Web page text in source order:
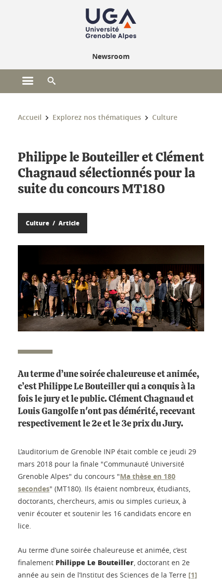
Newsroom
Ouvrir le menu principal
Vous êtes ici :
Accueil Explorez nos thématiques Culture
Philippe le Bouteiller et Clément
Chagnaud sélectionnés pour la
suite du concours MT180
Culture Article
Au terme d’une soirée chaleureuse et animée,
c’est Philippe Le Bouteiller qui a conquis à la
fois le jury et le public. Clément Chagnaud et
Louis Gangolfe n'ont pas démérité, recevant
respectivement le 2e et le 3e prix du Jury.
L’auditorium de Grenoble INP était comble ce jeudi 29
mars 2018 pour la finale "Communauté Université
Grenoble Alpes" du concours "Ma thèse en 180
secondes" (MT180). Ils étaient nombreux, étudiants,
doctorants, chercheurs, amis ou simples curieux, à
venir écouter et soutenir les 16 candidats encore en
lice.
Au terme d’une soirée chaleureuse et animée, c’est
finalement Philippe Le Bouteiller, doctorant en 2e
année au sein de l’Institut des Sciences de la Terre [1]